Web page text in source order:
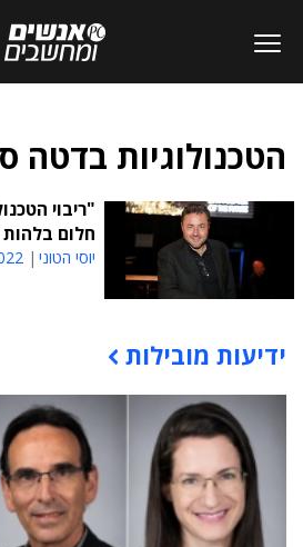
הטכנולוגיות בדטה
"ריבוי
חלום בלהות
יוסי הטוני
תוכן פרסומי
ידיעות מובילות